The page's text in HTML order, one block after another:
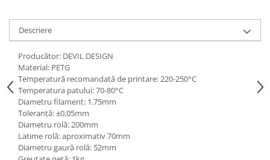
Descriere
Producător: DEVIL DESIGN
Material: PETG
Temperatură recomandată de printare: 220-250°C
Temperatura patului: 70-80°C
Diametru filament: 1.75mm
Toleranță: ±0,05mm
Diametru rolă: 200mm
Latime rolă: aproximativ 70mm
Diametru gaură rolă: 52mm